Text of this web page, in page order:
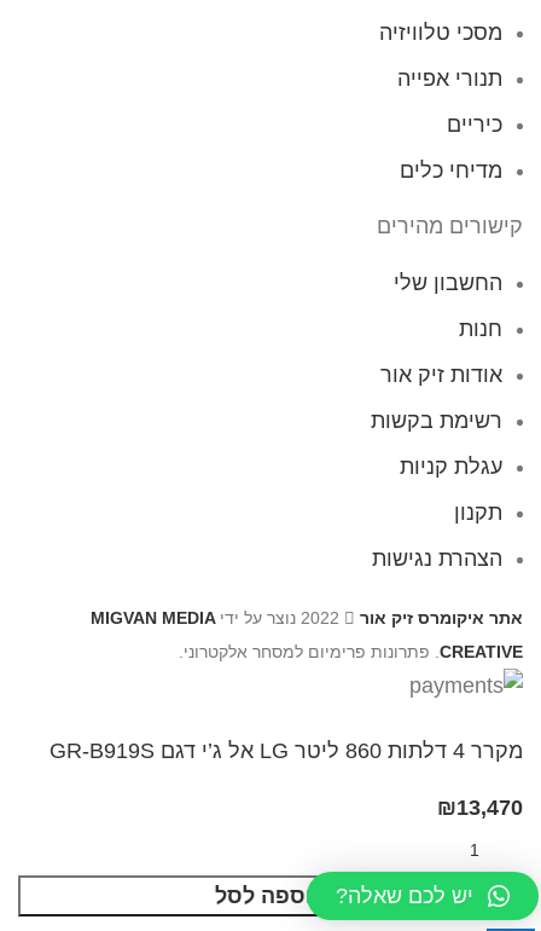
מסכי טלוויזיה
תנורי אפייה
כיריים
מדיחי כלים
קישורים מהירים
החשבון שלי
חנות
אודות זיק אור
רשימת בקשות
עגלת קניות
תקנון
הצהרת נגישות
אתר איקומרס זיק אור
MIGVAN MEDIA
CREATIVE . פתרונות פרימיום למסחר אלקטרוני.
מקרר 4 דלתות 860 ליטר LG אל ג’י דגם GR-B919S
₪13,470
הוספה לסל יש לכם שאלה?